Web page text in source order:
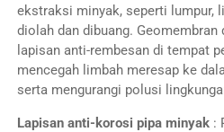
ekstraksi minyak, seperti lumpur,
diolah dan dibuang. Geomembran
lapisan anti-rembesan di tempat
mencegah limbah meresap ke
serta mengurangi polusi
Lapisan anti-korosi pipa minyak: